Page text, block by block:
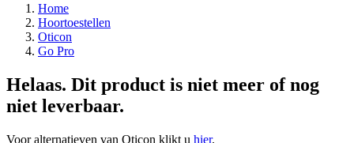
Home
Hoortoestellen
Oticon
Go Pro
Helaas. Dit product is niet meer of nog
niet leverbaar.
Voor alternatieven van Oticon klikt u hier.